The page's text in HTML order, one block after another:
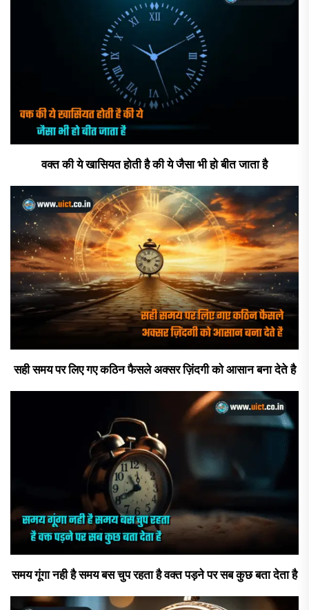
वक्त की ये खासियत होती है की ये जैसा भी हो बीत जाता है
सही समय पर लिए गए कठिन फैसले अक्सर ज़िंदगी को आसान बना देते है
समय गूंगा नही है समय बस चुप रहता है वक्त पड़ने पर सब कुछ बता देता है